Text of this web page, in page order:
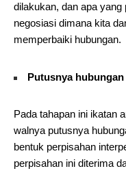
dilakukan, dan apa yang
negosiasi dimana kita
memperbaiki hubungan.
Putusnya hubungan
Pada tahapan ini ikatan
walnya putusnya
bentuk perpisahan
perpisahan ini diterima